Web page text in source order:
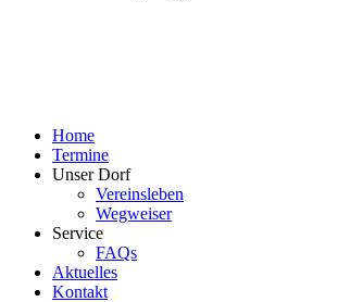
Home
Termine
Unser Dorf
Vereinsleben
Wegweiser
Service
FAQs
Aktuelles
Kontakt